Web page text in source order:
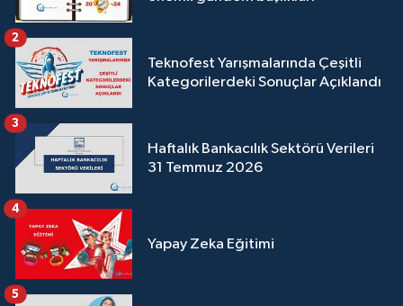
Teknofest Yarışmalarında Çeşitli
Kategorilerdeki Sonuçlar Açıklandı
2
Haftalık Bankacılık Sektörü Verileri
31 Temmuz 2026
3
Yapay Zeka Eğitimi
4
5